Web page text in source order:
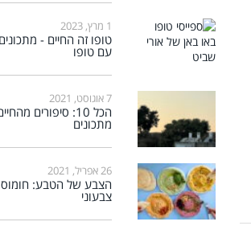
1 מרץ, 2023
טופו זה החיים -
עם טופו
7 אוגוסט, 2021
הכל 10: סיפורים
מתכונים
26 אפריל, 2021
הצבע של הטבע: חומוס
צבעוני